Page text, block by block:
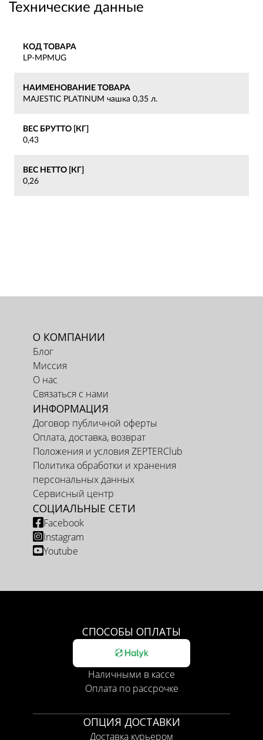
Технические данные
КОД ТОВАРА
LP-MPMUG
НАИМЕНОВАНИЕ ТОВАРА
MAJESTIC PLATINUM чашка 0,35 л.
ВЕС БРУТТО [КГ]
0,43
ВЕС НЕТТО [КГ]
0,26
О КОМПАНИИ
Блог
Миссия
О нас
Связаться с нами
ИНФОРМАЦИЯ
Договор публичной оферты
Оплата, доставка, возврат
Положения и условия ZEPTERClub
Политика обработки и хранения
персональных данных
Сервисный центр
СОЦИАЛЬНЫЕ СЕТИ
Facebook
Instagram
Youtube
СПОСОБЫ ОПЛАТЫ
Наличными в кассе
Оплата по рассрочке
ОПЦИЯ ДОСТАВКИ
Доставка курьером